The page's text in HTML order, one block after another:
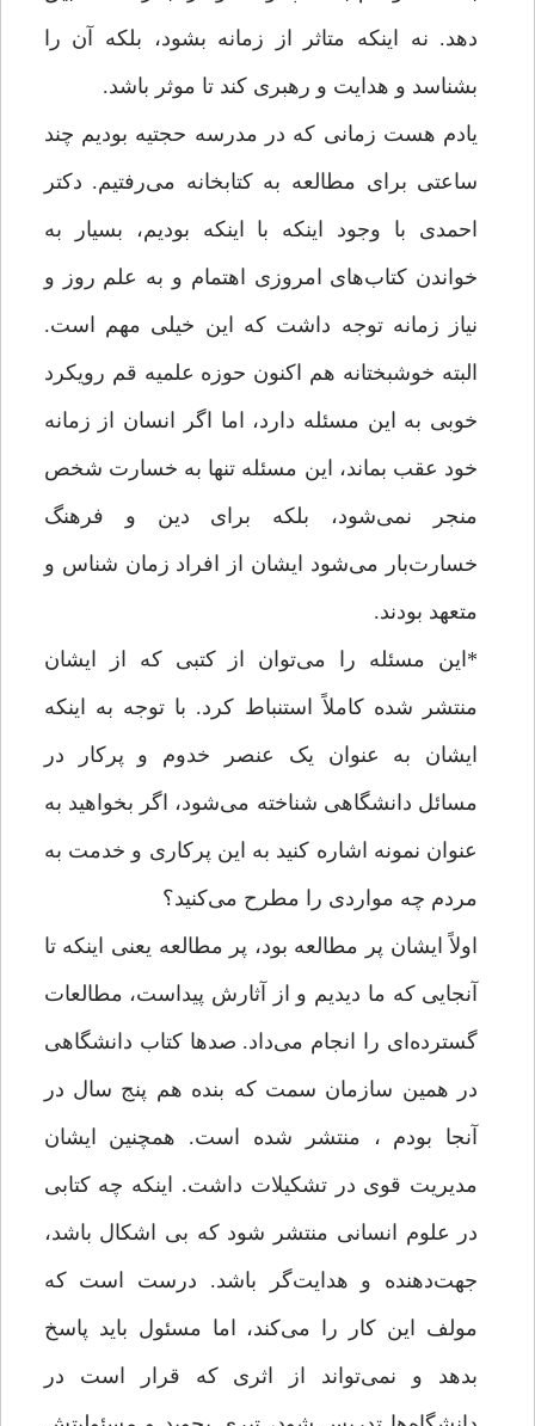
دهد. نه اینکه متاثر از زمانه بشود، بلکه آن را
بشناسد و هدایت و رهبری کند تا موثر باشد.
یادم هست زمانی که در مدرسه حجتیه بودیم چند
ساعتی برای مطالعه به کتابخانه می‌رفتیم. دکتر
احمدی با وجود اینکه با اینکه بودیم، بسیار به
خواندن کتاب‌های امروزی اهتمام و به علم روز و
نیاز زمانه توجه داشت که این خیلی مهم است.
البته خوشبختانه هم اکنون حوزه علمیه قم رویکرد
خوبی به این مسئله دارد، اما اگر انسان از زمانه
خود عقب بماند، این مسئله تنها به خسارت شخص
منجر نمی‌شود، بلکه برای دین و فرهنگ
خسارت‌بار می‌شود ایشان از افراد زمان شناس و
متعهد بودند.
*این مسئله را می‌توان از کتبی که از ایشان
منتشر شده کاملاً استنباط کرد. با توجه به اینکه
ایشان به عنوان یک عنصر خدوم و پرکار در
مسائل دانشگاهی شناخته می‌شود، اگر بخواهید به
عنوان نمونه اشاره کنید به این پرکاری و خدمت به
مردم چه مواردی را مطرح می‌کنید؟
اولاً ایشان پر مطالعه بود، پر مطالعه یعنی اینکه تا
آنجایی که ما دیدیم و از آثارش پیداست، مطالعات
گسترده‌ای را انجام می‌داد. صدها کتاب دانشگاهی
در همین سازمان سمت که بنده هم پنج سال در
آنجا بودم ، منتشر شده است. همچنین ایشان
مدیریت قوی در تشکیلات داشت. اینکه چه کتابی
در علوم انسانی منتشر شود که بی اشکال باشد،
جهت‌دهنده و هدایت‌گر باشد. درست است که
مولف این کار را می‌کند، اما مسئول باید پاسخ
بدهد و نمی‌تواند از اثری که قرار است در